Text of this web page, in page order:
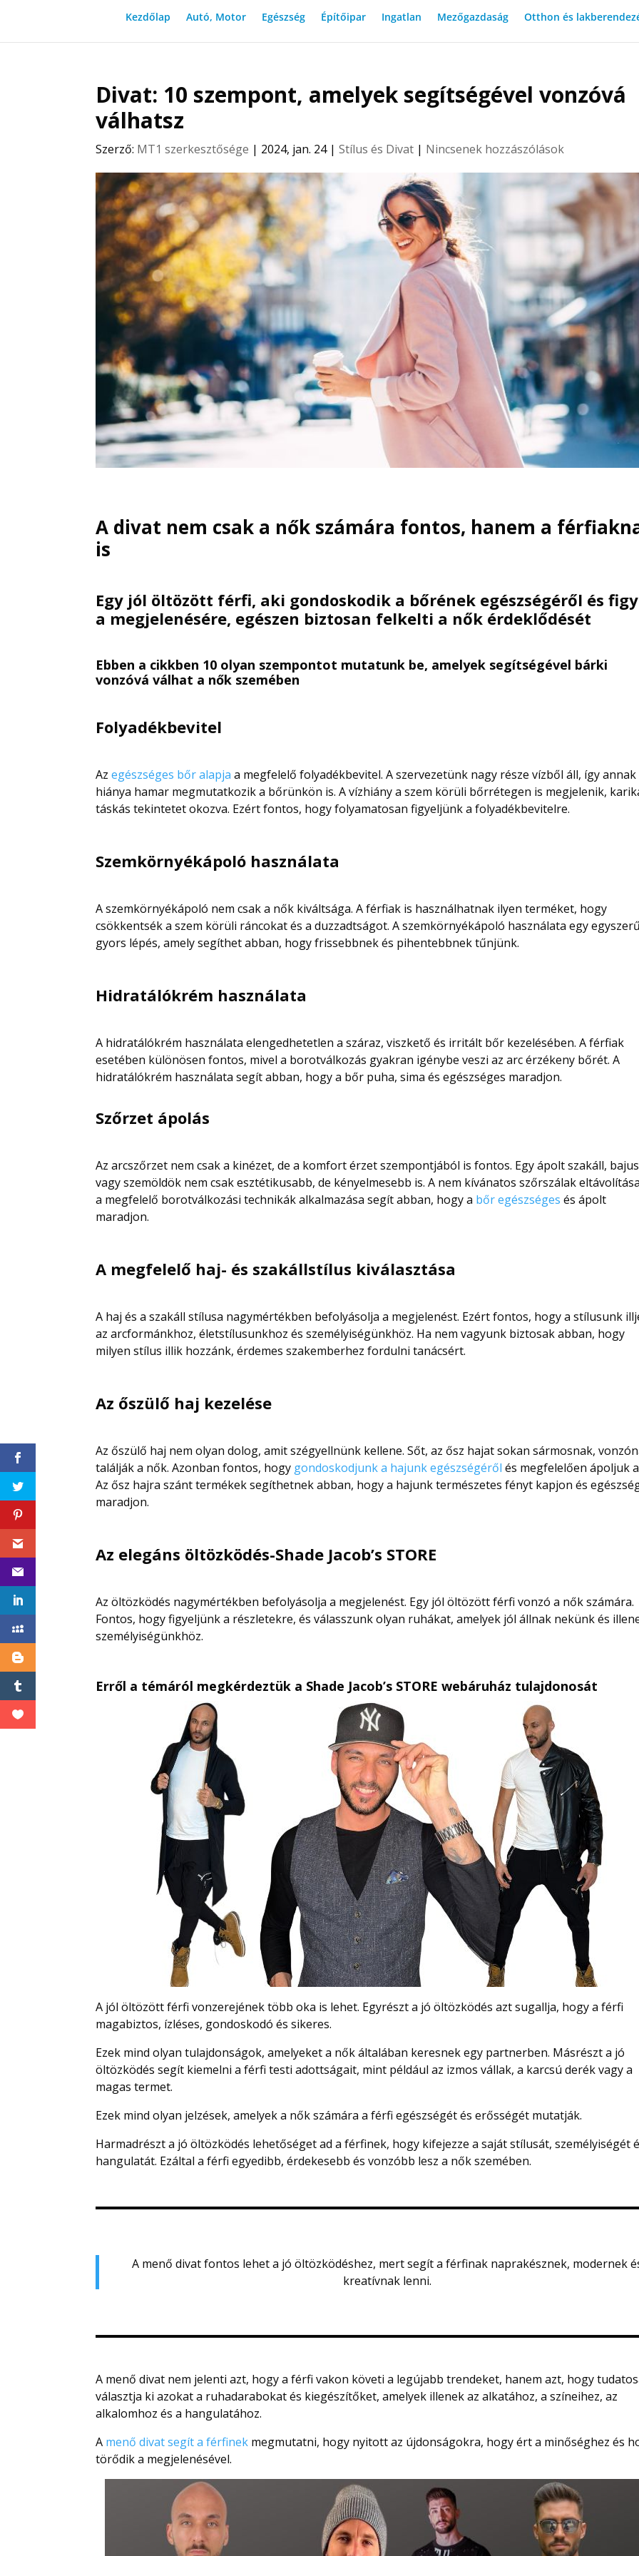
Kezdőlap Autó, Motor Egészség Építőipar Ingatlan Mezőgazdaság Otthon és
Divat: 10 szempont, amelyek segítségével vonzóvá
válhatsz
Szerző: MT1 szerkesztősége | 2024, jan. 24|Stílus és Divat | Nincsenek hozzászólások
A divat nem csak a nők számára fontos, hanem a
is
Egy jól öltözött férfi, aki gondoskodik a bőrének egészségéről és
a megjelenésére, egészen biztosan felkelti a nők érdeklődését
Ebben a cikkben 10 olyan szempontot mutatunk be, amelyek segítségével bárki
vonzóvá válhat a nők szemében
Folyadékbevitel
Azegészséges bőr alapja a megfelelő folyadékbevitel. A szervezetünk nagy része vízből áll, így annak
hiánya hamar megmutatkozik a bőrünkön is. A vízhiány a szem körüli bőrrétegen is megjelenik,
táskás tekintetet okozva. Ezért fontos, hogy folyamatosan figyeljünk a folyadékbevitelre.
Szemkörnyékápoló használata
A szemkörnyékápoló nem csak a nők kiváltsága. A férfiak is használhatnak ilyen terméket, hogy
csökkentsék a szem körüli ráncokat és a duzzadtságot. A szemkörnyékápoló használata egy
gyors lépés, amely segíthet abban, hogy frissebbnek és pihentebbnek tűnjünk.
Hidratálókrém használata
A hidratálókrém használata elengedhetetlen a száraz, viszkető és irritált bőr kezelésében. A férfiak
esetében különösen fontos, mivel a borotválkozás gyakran igénybe veszi az arc érzékeny bőrét. A
hidratálókrém használata segít abban, hogy a bőr puha, sima és egészséges maradjon.
Szőrzet ápolás
Az arcszőrzet nem csak a kinézet, de a komfort érzet szempontjából is fontos. Egy ápolt szakáll,
vagy szemöldök nem csak esztétikusabb, de kényelmesebb is. A nem kívánatos szőrszálak
a megfelelő borotválkozási technikák alkalmazása segít abban, hogy a bőr egészséges és ápolt
maradjon.
A megfelelő haj- és szakállstílus kiválasztása
A haj és a szakáll stílusa nagymértékben befolyásolja a megjelenést. Ezért fontos, hogy a stílusunk
az arcformánkhoz, életstílusunkhoz és személyiségünkhöz. Ha nem vagyunk biztosak abban, hogy
milyen stílus illik hozzánk, érdemes szakemberhez fordulni tanácsért.
Az őszülő haj kezelése
Az őszülő haj nem olyan dolog, amit szégyellnünk kellene. Sőt, az ősz hajat sokan sármosnak,
találják a nők. Azonban fontos, hogy gondoskodjunk a hajunk egészségéről és megfelelően ápoljuk
Az ősz hajra szánt termékek segíthetnek abban, hogy a hajunk természetes fényt kapjon és
maradjon.
Az elegáns öltözködés-Shade Jacob’s STORE
Az öltözködés nagymértékben befolyásolja a megjelenést. Egy jól öltözött férfi vonzó a nők számára.
Fontos, hogy figyeljünk a részletekre, és válasszunk olyan ruhákat, amelyek jól állnak nekünk és
személyiségünkhöz.
Erről a témáról megkérdeztük a Shade Jacob’s STORE webáruház tulajdonosát
A jól öltözött férfi vonzerejének több oka is lehet. Egyrészt a jó öltözködés azt sugallja, hogy a férfi
magabiztos, ízléses, gondoskodó és sikeres.
Ezek mind olyan tulajdonságok, amelyeket a nők általában keresnek egy partnerben. Másrészt a jó
öltözködés segít kiemelni a férfi testi adottságait, mint például az izmos vállak, a karcsú derék vagy a
magas termet.
Ezek mind olyan jelzések, amelyek a nők számára a férfi egészségét és erősségét mutatják.
Harmadrészt a jó öltözködés lehetőséget ad a férfinek, hogy kifejezze a saját stílusát, személyiségét
hangulatát. Ezáltal a férfi egyedibb, érdekesebb és vonzóbb lesz a nők szemében.
A menő divat fontos lehet a jó öltözködéshez, mert segít a férfinak naprakésznek, modernek
kreatívnak lenni.
A menő divat nem jelenti azt, hogy a férfi vakon követi a legújabb trendeket, hanem azt, hogy
választja ki azokat a ruhadarabokat és kiegészítőket, amelyek illenek az alkatához, a színeihez, az
alkalomhoz és a hangulatához.
A menő divat segít a férfinek megmutatni, hogy nyitott az újdonságokra, hogy ért a minőséghez és
törődik a megjelenésével.